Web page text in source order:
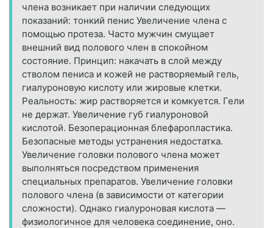
члена возникает при наличии следующих
показаний: тонкий пенис Увеличение члена с
помощью протеза. Часто мужчин смущает
внешний вид полового член в спокойном
состояние. Принцип: накачать в слой между
стволом пениса и кожей не растворяемый гель,
гиалуроновую кислоту или жировые клетки.
Реальность: жир растворяется и комкуется. Гели
не держат. Увеличение губ гиалуроновой
кислотой. Безоперационная блефаропластика.
Безопасные методы устранения недостатка.
Увеличение головки полового члена может
выполняться посредством применения
специальных препаратов. Увеличение головки
полового члена (в зависимости от категории
сложности). Однако гиалуроновая кислота —
физиологичное для человека соединение, оно.